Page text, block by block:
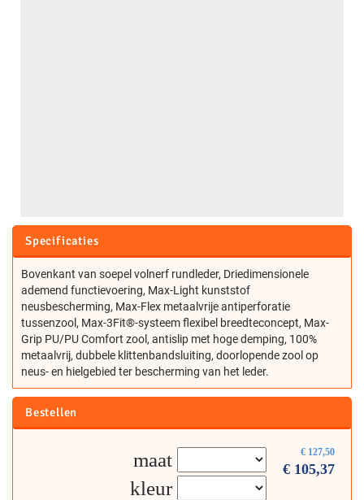
Specificaties
Bovenkant van soepel volnerf rundleder, Driedimensionele
ademend functievoering, Max-Light kunststof
neusbescherming, Max-Flex metaalvrije antiperforatie
tussenzool, Max-3Fit®-systeem flexibel breedteconcept, Max-
Grip PU/PU Comfort zool, antislip met hoge demping, 100%
metaalvrij, dubbele klittenbandsluiting, doorlopende zool op
neus- en hielgebied ter bescherming van het leder.
Bestellen
€ 127,50
€ 105,37
maat
kleur